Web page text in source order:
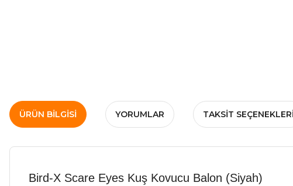
ÜRÜN BILGISI YORUMLAR TAKSIT
Bird-X Scare Eyes Kuş Kovucu Balon (Siyah)